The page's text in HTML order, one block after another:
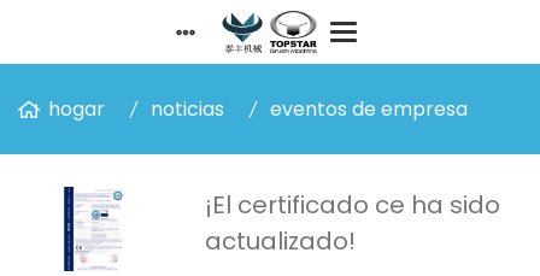
hogar noticias eventos de empresa
¡El certificado ce ha sido
actualizado!